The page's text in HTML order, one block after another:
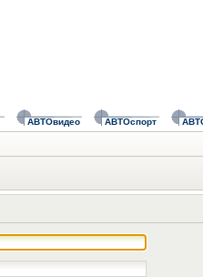
АВТОвидео АВТОспорт